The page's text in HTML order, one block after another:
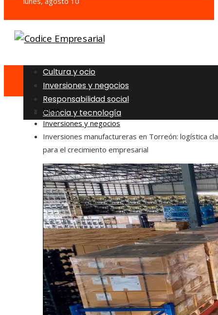
Cultura y ocio
Inversiones y negocios
Responsabilidad social
Ciencia y tecnología
Inicio
Inversiones y negocios
Inversiones manufactureras en Torreón: logística
para el crecimiento empresarial